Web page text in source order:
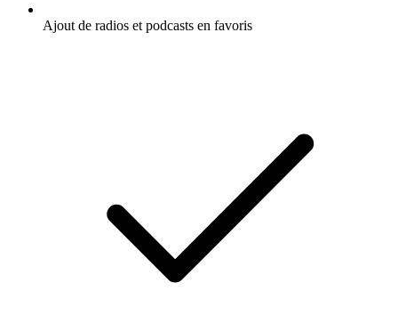
Ajout de radios et podcasts en favoris